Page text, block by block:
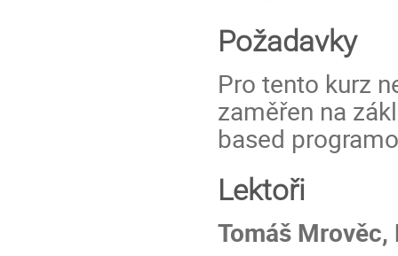
Požadavky
Pro tento kurz
zaměřen na
based
Lektoři
Tomáš Mrověc,